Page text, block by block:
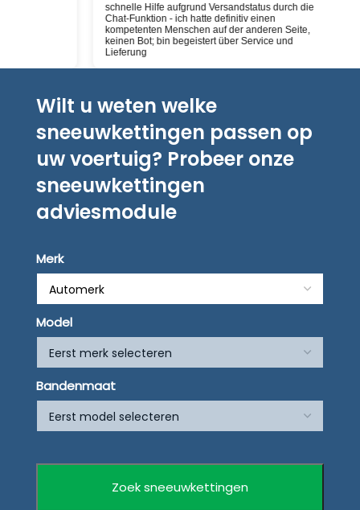
schnelle Hilfe aufgrund Versandstatus durch die
Chat-Funktion - ich hatte definitiv einen
kompetenten Menschen auf der anderen Seite,
keinen Bot; bin begeistert über Service und
Wilt u weten welke
sneeuwkettingen passen op
uw voertuig? Probeer onze
sneeuwkettingen
adviesmodule
Merk
Model
Bandenmaat